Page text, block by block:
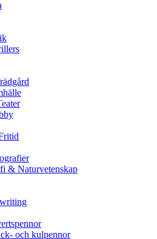
& Naturvetenskap
och kulpennor